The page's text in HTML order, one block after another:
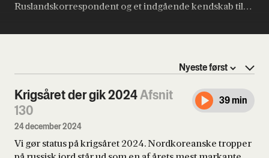
Ruslandskorrespondent og et indgående kendskab til
Flemming Rose perspektivere den seneste udvikling i
sikkerhedsorden”.
Krigsåret der gik 2024Afsnit
130
24 december 2024
39 min
Vi gør status på krigsåret 2024. Nordkoreanske tropper